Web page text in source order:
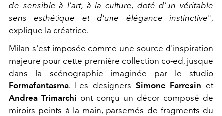
de sensible à l'art, à la culture, doté d'un véritable
sens esthétique et d'une élégance instinctive",
explique la créatrice.
Milan s'est imposée comme une source d'inspiration
majeure pour cette première collection co-ed, jusque
dans la scénographie imaginée par le studio
Formafantasma. Les designers Simone Farresin et
Andrea Trimarchi ont conçu un décor composé de
miroirs peints à la main, parsemés de fragments du